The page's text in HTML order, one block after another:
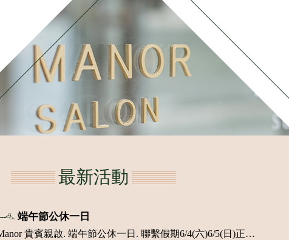
最新活動
端午節公休一日
Manor 貴賓親啟. 端午節公休一日. 聯繫假期6/4(六)6/5(日)正常營業喔~